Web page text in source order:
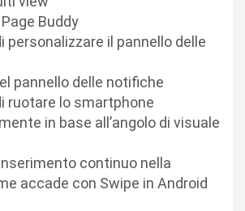
Buddy
personalizzare il pannello delle
pannello delle notifiche
ruotare lo smartphone
in base all’angolo di visuale
continuo nella
accade con Swipe in Android